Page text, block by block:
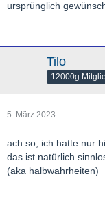
ursprünglich
Tilo
12000g
5. März 2023
ach so, ich hatte nur
das ist natürlich
(aka halbwahrheiten)